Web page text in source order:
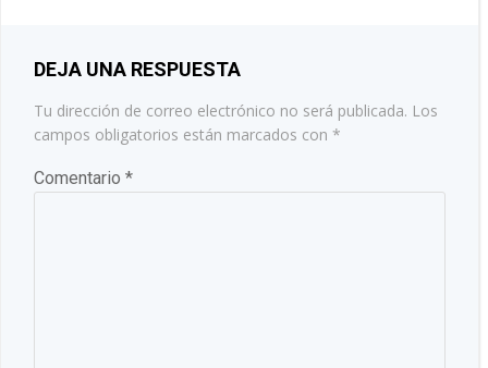
DEJA UNA RESPUESTA
Tu dirección de correo electrónico no será publicada. Los
campos obligatorios están marcados con *
Comentario *